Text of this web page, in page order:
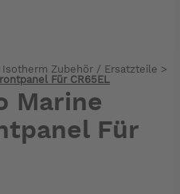
Isotherm Zubehör / Ersatzteile >
Für CR65EL
Marine
Für